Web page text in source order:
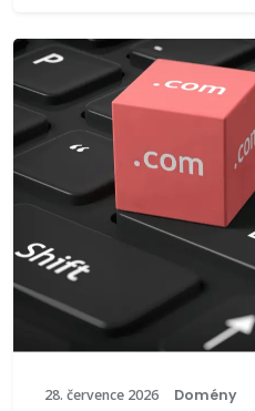
28. července 2026 Domény